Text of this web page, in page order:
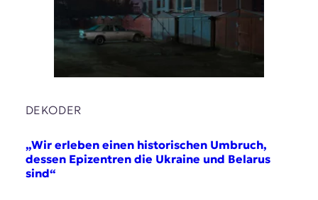
DEKODER
„Wir erleben einen historischen Umbruch,
dessen Epizentren die Ukraine und Belarus
sind“